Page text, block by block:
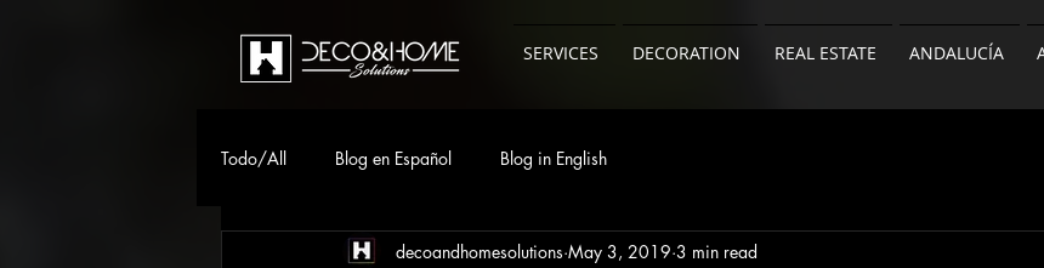
SERVICES DECORATION REAL ESTATE ANDALUCÍA
Todo/All Blog en Español Blog in English
decoandhomesolutions May 3, 2019 3 min read